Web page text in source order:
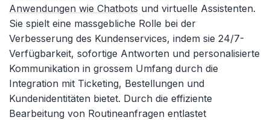
Anwendungen wie Chatbots und virtuelle Assistenten.
Sie spielt eine massgebliche Rolle bei der
Verbesserung des Kundenservices, indem sie 24/7-
Verfügbarkeit, sofortige Antworten und personalisierte
Kommunikation in grossem Umfang durch die
Integration mit Ticketing, Bestellungen und
Kundenidentitäten bietet. Durch die effiziente
Bearbeitung von Routineanfragen entlastet